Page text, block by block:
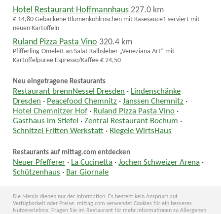
Hotel Restaurant Hoffmannhaus 227.0 km
€ 14,80 Gebackene Blumenkohlröschen mit Käsesauce1 serviert mit
neuen Kartoffeln
Ruland Pizza Pasta Vino 320.4 km
Pfifferling-Omelett an Salat Kalbsleber „Veneziana Art“ mit
Kartoffelpüree Espresso/Kaffee € 24,50
Neu eingetragene Restaurants
Restaurant brennNessel Dresden · Lindenschänke
Dresden · Peacefood Chemnitz ·Janssen Chemnitz ·
Hotel Chemnitzer Hof · Ruland Pizza Pasta Vino ·
Gasthaus im Stiefel ·Zentral Restaurant Bochum ·
Schnitzel Fritten Werkstatt · Riegele WirtsHaus
Restaurants auf mittag.com entdecken
Neuer Pfefferer · La Cucinetta ·Jochen Schweizer Arena ·
Schützenhaus · Bar Giornale
Die Menüs dienen nur der Information. Es besteht kein Anspruch auf
Verfügbarkeit oder Preise. mittag.com verwendet Cookies für ein besseres
Nutzererlebnis. Fragen Sie im Restaurant für mehr Informationen zu Allergenen.